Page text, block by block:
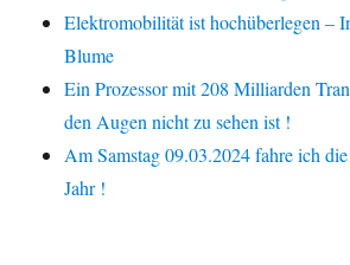
Elektromobilität ist hochüberlegen –
Blume
Ein Prozessor mit 208 Milliarden
den Augen nicht zu sehen ist !
Am Samstag 09.03.2024 fahre ich
Jahr !